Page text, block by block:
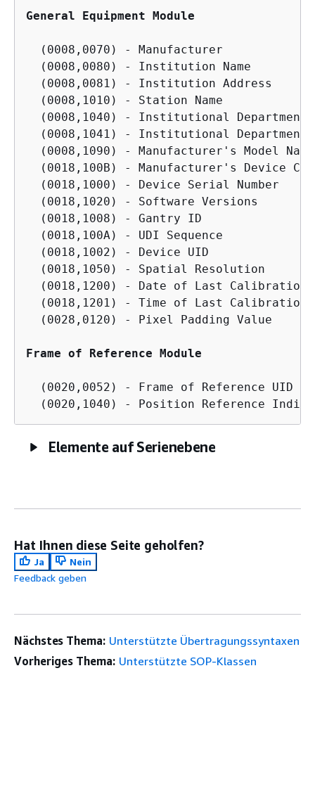
General Equipment Module
  (0008,0070) - Manufacturer
  (0008,0080) - Institution Name
  (0008,0081) - Institution Address
  (0008,1010) - Station Name
(0008,1040) - Institutional Department
(0008,1041) - Institutional Department
  (0008,1090) - Manufacturer's Model Name
(0018,100B) - Manufacturer's Device
  (0018,1000) - Device Serial Number
  (0018,1020) - Software Versions
  (0018,1008) - Gantry ID
  (0018,100A) - UDI Sequence
  (0018,1002) - Device UID
  (0018,1050) - Spatial Resolution
  (0018,1200) - Date of Last Calibration
  (0018,1201) - Time of Last Calibration
  (0028,0120) - Pixel Padding Value
Frame of Reference Module
  (0020,0052) - Frame of Reference UID
Elemente auf Serienebene
Hat Ihnen diese Seite geholfen?
Ja
Nein
Feedback geben
Nächstes Thema: Unterstützte Übertragungssyntaxen
Vorheriges Thema: Unterstützte SOP-Klassen